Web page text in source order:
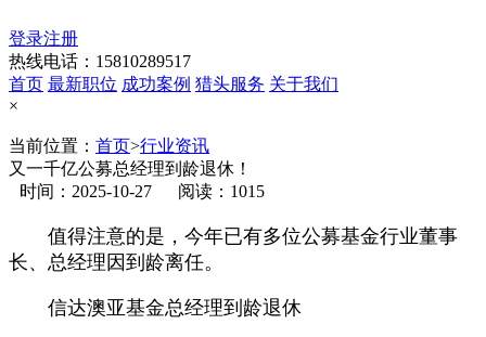
登录注册
热线电话：15810289517
首页 最新职位 成功案例 猎头服务 关于我们
×
当前位置： 首页>行业资讯
又一千亿公募总经理到龄退休！
时间：2025-10-27
阅读：1015
值得注意的是，今年已有多位公募基金行业董事
长、总经理因到龄离任。
信达澳亚基金总经理到龄退休